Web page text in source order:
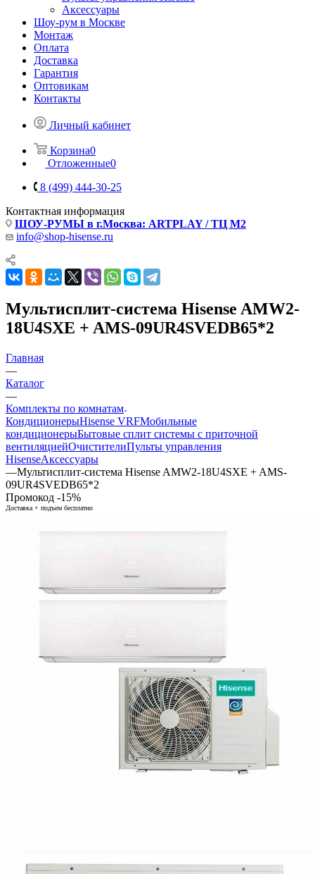
Аксессуары
Шоу-рум в Москве
Монтаж
Оплата
Доставка
Гарантия
Оптовикам
Контакты
Личный кабинет
Корзина0
Отложенные0
8 (499) 444-30-25
Контактная информация
ШОУ-РУМЫ в г.Москва: ARTPLAY / ТЦ М2
info@shop-hisense.ru
Мультисплит-система Hisense AMW2-
18U4SXE + AMS-09UR4SVEDB65*2
Главная
—
Каталог
—
Комплекты по комнатам
КондиционерыHisense VRFМобильные
кондиционерыБытовые сплит системы с приточной
вентиляциейОчистителиПульты управления
HisenseАксессуары
—Мультисплит-система Hisense AMW2-18U4SXE + AMS-
09UR4SVEDB65*2
Промокод -15%
Доставка + подъем бесплатно